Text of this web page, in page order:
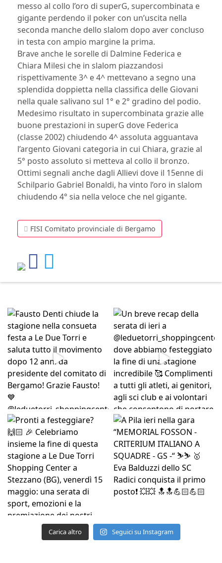
messo al collo l’oro di superG, supercombinata e
gigante perdendo il poker con un’uscita nella
seconda manche dello slalom dopo aver concluso
in testa con ampio margine la prima.
Brave anche le sorelle di Dalmine Federica e
Chiara Milesi che in slalom piazzandosi
rispettivamente 3^ e 4^ mettevano a segno una
splendida doppietta nella classifica delle Giovani
nella quale salivano sul 1° e 2° gradino del podio.
Medesimo risultato in supercombinata grazie alle
buone prestazioni in superG dove Federica
(classe 2002) chiudendo 4^ assoluta agguantava
l’argento Giovani categoria in cui Chiara, grazie al
5° posto assoluto si metteva al collo il bronzo.
Ottimi segnali anche dagli Allievi dove il 15enne di
Schilpario Gabriel Bonaldi, ha vinto l’oro in slalom
chiudendo 4° sia nella veloce che nel gigante.
FISI Comitato provinciale di Bergamo
Carica altro Seguici su Instagram